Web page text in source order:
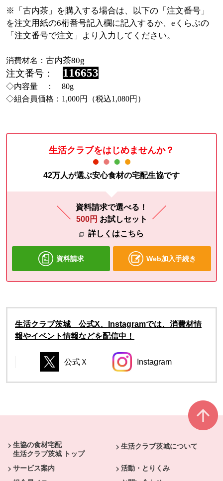
※「古内茶」を購入する場合は、以下の「注文番号」
を注文用紙の6桁番号記入欄に記入するか、eくらぶの
「注文番号で注文」より入力してください。
消費材名： 古内茶80g
注文番号： 116653
◇内容量 ： 80g
◇組合員価格：1,000円（税込1,080円）
生活クラブをはじめませんか？
42万人が選ぶ安心食材の宅配生協です
資料請求で選べる！
500円 お試しセット
詳しくはこちら
資料請求 Web加入手続き
生活クラブ茨城 公式X、Instagramでは、消費材情
報やイベント情報などを配信中！
別のウィンドウで開きます。
公式Ｘ
別のウィンドウで開きます。
別のウィンドウで開きます。
Instagram
別のウィンドウで開
生協の食材宅配
生活クラブ茨城 トップ
生活クラブ茨城について
サービス案内
活動・とりくみ